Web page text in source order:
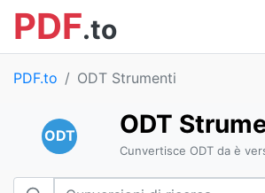
PDF.to
PDF.to ODT Strumenti
ODT ODT
Cunvertisce ODT da è